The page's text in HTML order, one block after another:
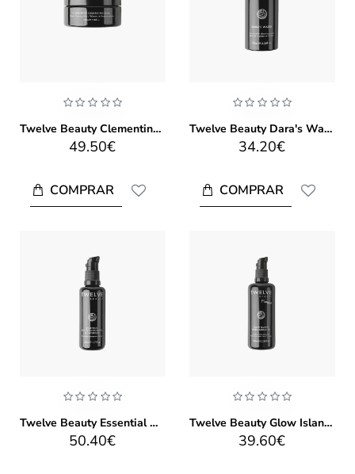
Twelve Beauty Clementine Cleansing Balm 100ml
49.50€
COMPRAR
Twelve Beauty Dara's Water 100ml
34.20€
COMPRAR
Twelve Beauty Essential Bio-Technological Moisturiser 50ml
50.40€
Twelve Beauty Glow Island Body Radiance 100ml
39.60€